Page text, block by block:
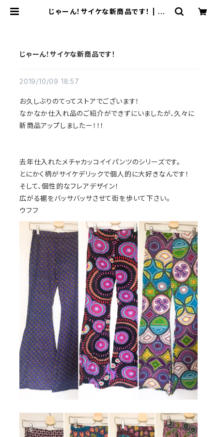
じゃーん！サイケな新商品です！ | TE
じゃーん！サイケな新商品です！
2019/10/09 18:57
お久しぶりのてってストアでございます！
なかなか仕入れ品のご紹介ができずにいましたが、久々に
新商品アップしましたー！！！
去年仕入れたメチャカッコイイパンツのシリーズです。
とにかく柄がサイケデリックで個人的に大好きなんです！
そして、個性的なフレアデザイン！
広がる裾をバッサバッサさせて街を歩いて下さい。
ウフフ